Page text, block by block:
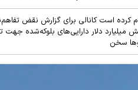
کرده است کانالی برای گزارش نقض
دلار دارایی‌های بلوکه‌شده جهت
سخن